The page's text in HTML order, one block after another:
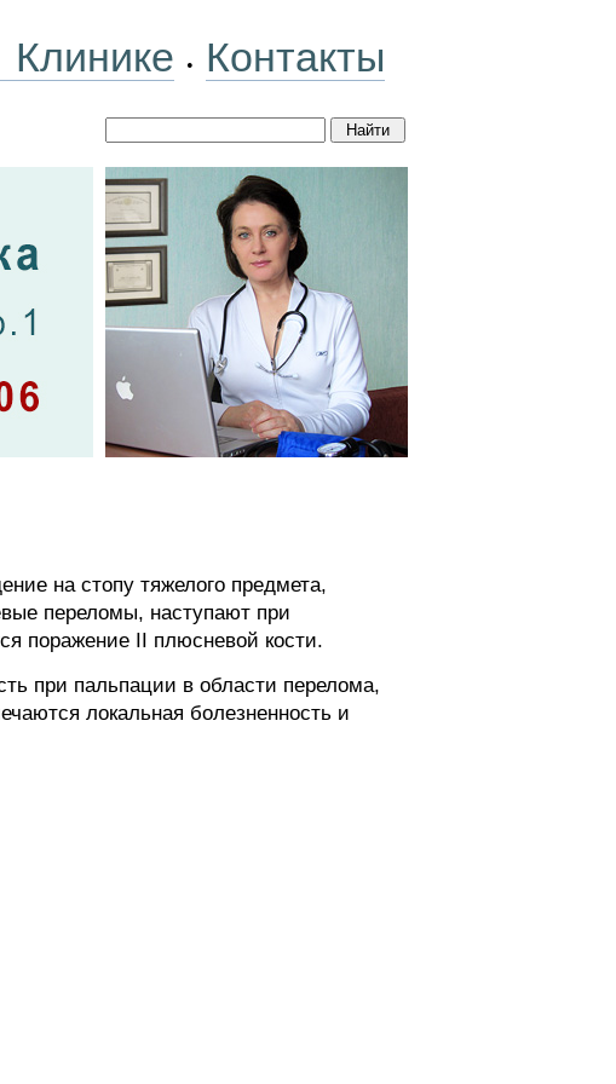
• Контакты
на стопу тяжелого предмета,
переломы, наступают при
поражение II плюсневой кости.
при пальпации в области перелома,
локальная болезненность и